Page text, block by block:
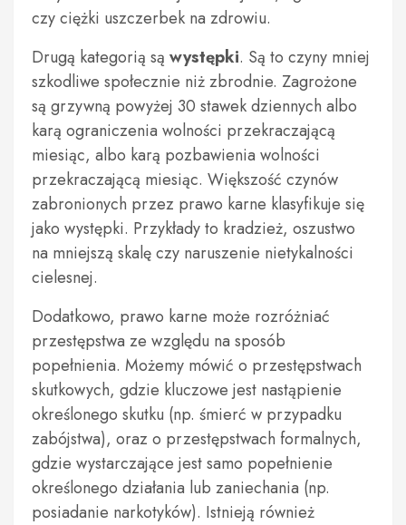
czy ciężki uszczerbek na zdrowiu.
Drugą kategorią są występki. Są to czyny mniej
szkodliwe społecznie niż zbrodnie. Zagrożone
są grzywną powyżej 30 stawek dziennych albo
karą ograniczenia wolności przekraczającą
miesiąc, albo karą pozbawienia wolności
przekraczającą miesiąc. Większość czynów
zabronionych przez prawo karne klasyfikuje się
jako występki. Przykłady to kradzież, oszustwo
na mniejszą skalę czy naruszenie nietykalności
cielesnej.
Dodatkowo, prawo karne może rozróżniać
przestępstwa ze względu na sposób
popełnienia. Możemy mówić o przestępstwach
skutkowych, gdzie kluczowe jest nastąpienie
określonego skutku (np. śmierć w przypadku
zabójstwa), oraz o przestępstwach formalnych,
gdzie wystarczające jest samo popełnienie
określonego działania lub zaniechania (np.
posiadanie narkotyków). Istnieją również